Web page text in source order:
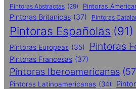
Pintoras Abstractas (29) Pintoras
Pintoras Britanicas (37) Pintoras
Pintoras Españolas (91)
Pintoras Europeas (35) Pintoras
Pintoras Francesas (37)
Pintoras Iberoamericanas
Pintoras Latinoamericanas (34)